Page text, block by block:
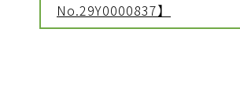
No.29Y0000837】